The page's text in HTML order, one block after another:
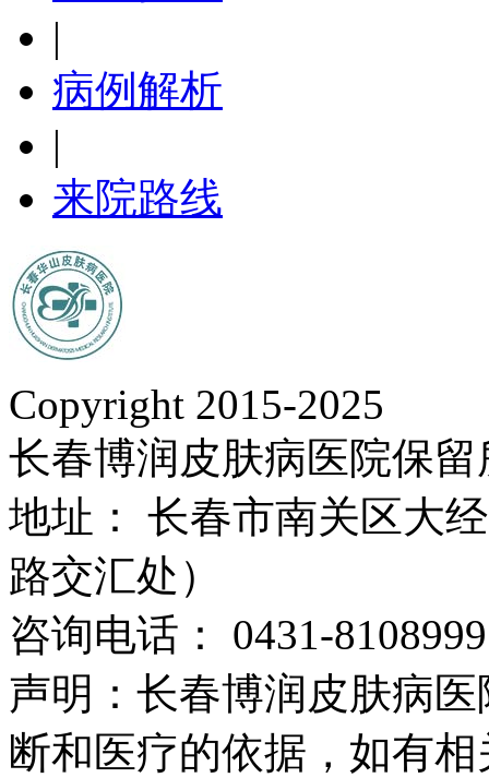
|
病例解析
|
来院路线
Copyright 2015-2025
长春博润皮肤病医院保
地址： 长春市南关区大
路交汇处）
咨询电话： 0431-
声明：长春博润皮肤病
断和医疗的依据，如有